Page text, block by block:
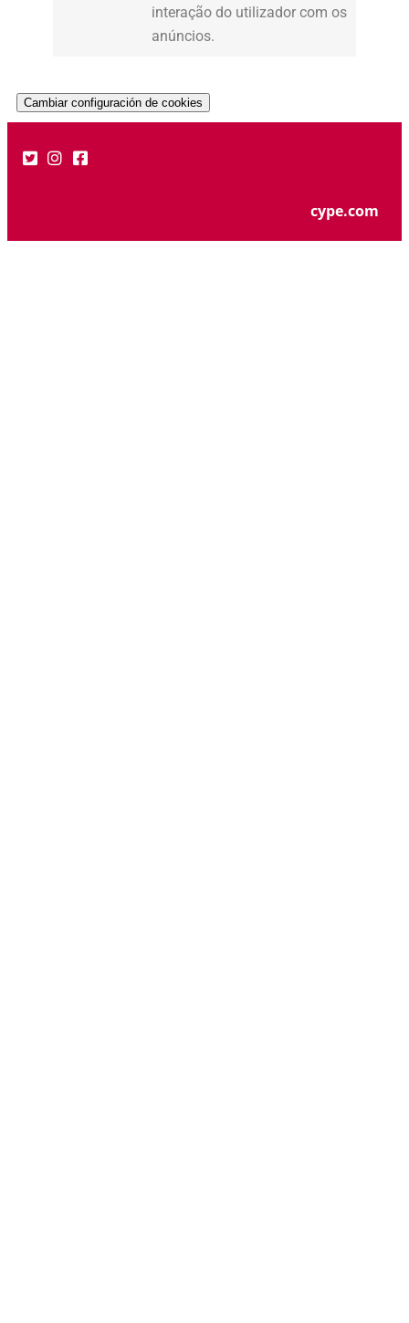
interação do utilizador com os
anúncios.
Cambiar configuración de cookies
cype.com